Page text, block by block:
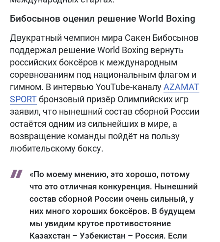
Бибосынов оценил решение World Boxing
Двукратный чемпион мира Сакен Бибосынов
поддержал решение World Boxing вернуть
российских боксёров к международным
соревнованиям под национальным флагом и
гимном. В интервью YouTube-каналуAZAMAT
SPORTбронзовый призёр Олимпийских игр
заявил, что нынешний состав сборной России
остаётся одним из сильнейших в мире, а
возвращение команды пойдёт на пользу
любительскому боксу.
«По моему мнению, это хорошо, потому
что это отличная конкуренция. Нынешний
состав сборной России очень сильный, у
них много хороших боксёров. В будущем
мы увидим крутое противостояние
Казахстан – Узбекистан – Россия. Если